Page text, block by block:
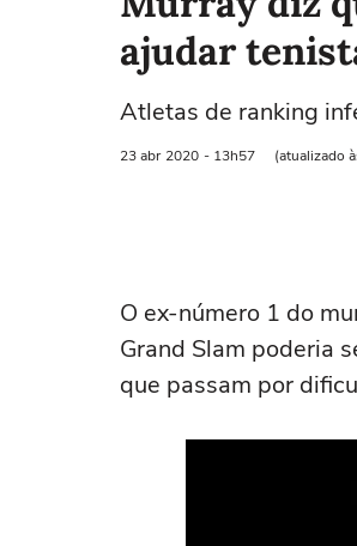
ajudar
Atletas de ranking
23 abr 2020 - 13h57 (atualizado
O ex-número 1 do
Grand Slam poderia
que passam por